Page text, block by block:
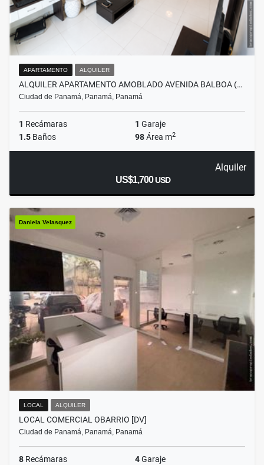
APARTAMENTO ALQUILER
ALQUILER APARTAMENTO AMOBLADO AVENIDA BALBOA (…
Ciudad de Panamá, Panamá, Panamá
1 Recámaras 1 Garaje
1.5 Baños 98Área m2
Alquiler
US$1,700USD
Daniela Velasquez
LOCAL ALQUILER
LOCAL COMERCIAL OBARRIO [DV]
Ciudad de Panamá, Panamá, Panamá
8 Recámaras 4Garaje